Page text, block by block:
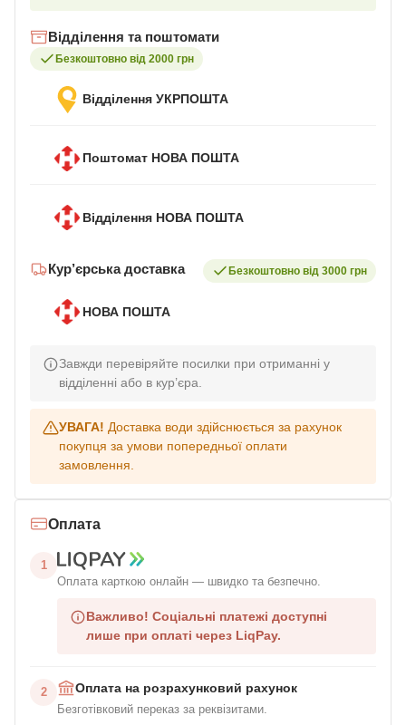
Відділення та поштомати
Безкоштовно від 2000 грн
Відділення УКРПОШТА
Поштомат НОВА ПОШТА
Відділення НОВА ПОШТА
Кур’єрська доставка Безкоштовно від 3000 грн
НОВА ПОШТА
Завжди перевіряйте посилки при отриманні у
відділенні або в кур’єра.
УВАГА! Доставка води здійснюється за рахунок
покупця за умови попередньої оплати
замовлення.
Оплата
1
Оплата карткою онлайн — швидко та безпечно.
Важливо! Соціальні платежі доступні
лише при оплаті через LiqPay.
2 Оплата на розрахунковий рахунок
Безготівковий переказ за реквізитами.